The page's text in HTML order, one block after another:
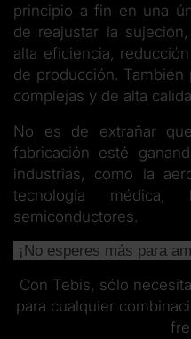
principio a fin en una
de reajustar la
alta eficiencia,
de producción.
complejas y de alta
No es de extrañar
fabricación esté
industrias, como la
tecnología
semiconductores.
¡No esperes más para
Con Tebis, sólo
para cualquier